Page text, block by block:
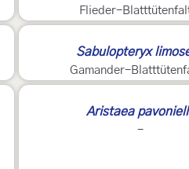
Flieder-
Sabulopteryx
Gamander-
Aristaea
-